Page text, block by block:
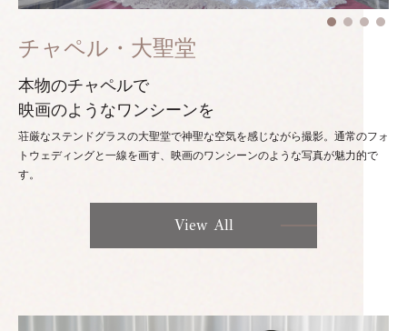
チャペル・大聖堂
本物のチャペルで
映画のようなワンシーンを
荘厳なステンドグラスの大聖堂で神聖な空気を感じながら撮影。通常のフォ
トウェディングと一線を画す、映画のワンシーンのような写真が魅力的で
す。
View All